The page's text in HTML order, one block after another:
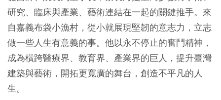
研究、臨床與產業、藝術連結在一起的關鍵推手。來
自嘉義布袋小漁村，從小就展現堅韌的意志力，立志
做一些人生有意義的事。他以永不停止的奮鬥精神，
成為橫跨醫療界、教育界、產業界的巨人，提升臺灣
建築與藝術，開拓更寬廣的舞台，創造不平凡的人
生。